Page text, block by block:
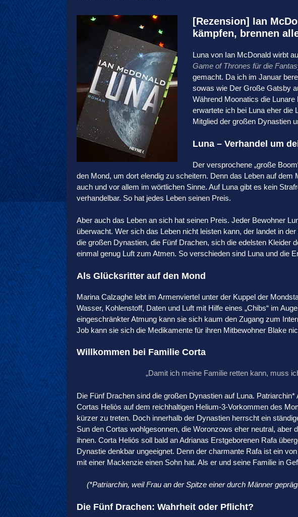
[Rezension] Ian
kämpfen, brennen
Luna von Ian McDonald wirbt
Game of Thrones für die
gemacht. Da ich im Januar
sowas wie Der Große Gatsby
Während Moonatics die
erwartete ich bei Luna eher die
Mitglied der großen Dynastien
Luna – Verhandel um
Der versprochene „große
den Mond, um dort elendig zu scheitern. Denn das Leben auf dem
auch und vor allem im wörtlichen Sinne. Auf Luna gibt es kein
verhandelbar. So hat jedes Leben seinen Preis.
Aber auch das Leben an sich hat seinen Preis. Jeder Bewohner
überwacht. Wer sich das Leben nicht leisten kann, der landet in
die großen Dynastien, die Fünf Drachen, sich die edelsten Kleider
einmal genug Luft zum Atmen. So verschieden sind Luna und die
Als Glücksritter auf den Mond
Marina Calzaghe lebt im Armenviertel unter der Kuppel der
Wasser, Kohlenstoff, Daten und Luft mit Hilfe eines „Chibs“ im
eingeschränkter Atmung kann sie sich kaum den Zugang zum
Job kann sie sich die Medikamente für ihren Mitbewohner Blake
Willkommen bei Familie Corta
„Damit ich meine Familie retten kann, muss
Die Fünf Drachen sind die großen Dynastien auf Luna.
Cortas Heliòs auf dem reichhaltigen Helium-3-Vorkommen des
kürzer zu treten. Doch innerhalb der Dynastien herrscht ein
Sun den Cortas wohlgesonnen, die Woronzows eher neutral, aber
ihnen. Corta Heliós soll bald an Adrianas Erstgeborenen Rafa
Dynastie denkbar ungeeignet. Denn der charmante Rafa ist ein
mit einer Mackenzie einen Sohn hat. Als er und seine Familie in
(*Patriarchin, weil Frau an der Spitze einer durch Männer
Die Fünf Drachen: Wahrheit oder Pflicht?